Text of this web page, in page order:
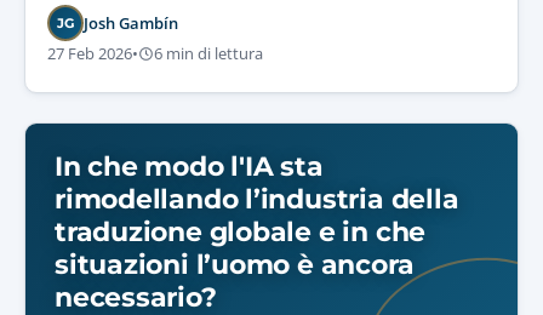
JG Josh Gambín
27 Feb 2026• 6 min di lettura
In che modo l'IA sta
rimodellando l’industria della
traduzione globale e in che
situazioni l’uomo è ancora
necessario?